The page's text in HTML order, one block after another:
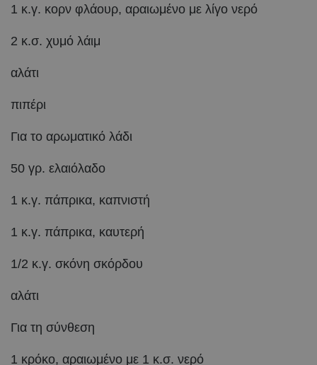
1 κ.γ. κορν φλάουρ, αραιωμένο με λίγο νερό
2 κ.σ. χυμό λάιμ
αλάτι
πιπέρι
Για το αρωματικό λάδι
50 γρ. ελαιόλαδο
1 κ.γ. πάπρικα, καπνιστή
1 κ.γ. πάπρικα, καυτερή
1/2 κ.γ. σκόνη σκόρδου
αλάτι
Για τη σύνθεση
1 κρόκο, αραιωμένο με 1 κ.σ. νερό